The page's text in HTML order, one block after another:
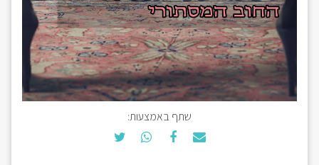
שתף באמצעות: